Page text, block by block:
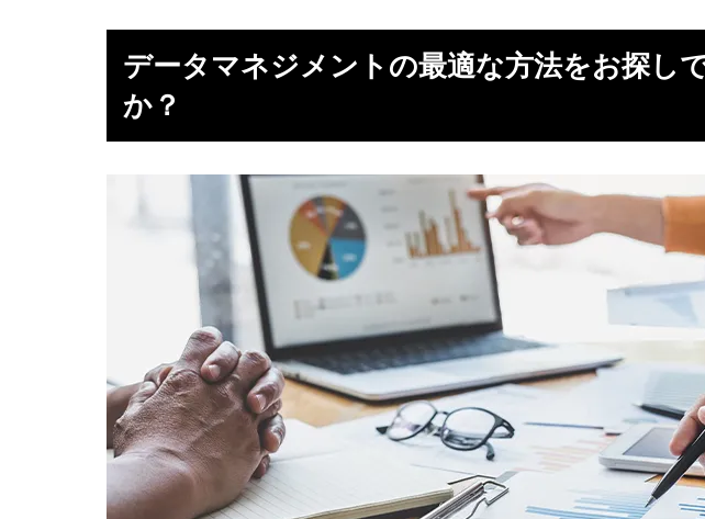
データマネジメントの最適な方法をお探し
か？